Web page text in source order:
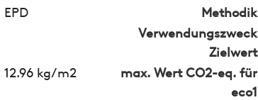
EPD Methodik
Verwendungszweck
Zielwert
12.96 kg/m2
max. Wert CO2-eq. für
eco1